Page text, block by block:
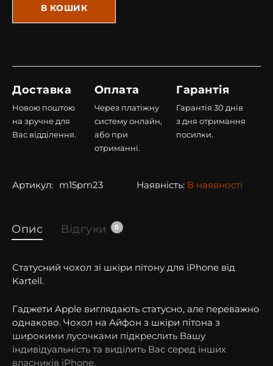
В КОШИК
Доставка
Новою поштою
на зручне для
Вас відділення.
Оплата
Через платіжну
систему онлайн,
або при
отриманні.
Гарантія
Гарантія 30 днів
з дня отримання
посилки.
Артикул: m15pm23 Наявність: В наявності
Опис Відгуки 0
Статусний чохол зі шкіри пітону для iPhone від
Kartell.
Гаджети Apple виглядають статусно, але переважно
однаково. Чохол на Айфон з шкіри пітона з
широкими лусочками підкреслить Вашу
індивідуальність та виділить Вас серед інших
власників iPhone.